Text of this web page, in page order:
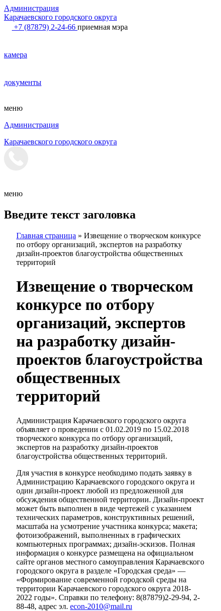
Администрация
Карачаевского городского округа
+7 (87879) 2-24-66 приемная мэра
камера
документы
меню
Администрация
Карачаевского городского округа
меню
Введите текст заголовка
Главная страница » Извещение о творческом конкурсе
по отбору организаций, экспертов на разработку
дизайн-проектов благоустройства общественных
территорий
Извещение о творческом
конкурсе по отбору
организаций, экспертов
на разработку дизайн-
проектов благоустройства
общественных
территорий
Администрация Карачаевского городского округа
объявляет о проведении с 01.02.2019 по 15.02.2018
творческого конкурса по отбору организаций,
экспертов на разработку дизайн-проектов
благоустройства общественных территорий.
Для участия в конкурсе необходимо подать заявку в
Администрацию Карачаевского городского округа и
один дизайн-проект любой из предложенной для
обсуждения общественной территории. Дизайн-проект
может быть выполнен в виде чертежей с указанием
технических параметров, конструктивных решений,
масштаба на усмотрение участника конкурса; макета;
фотоизображений, выполненных в графических
компьютерных программах; дизайн-эскизов. Полная
информация о конкурсе размещена на официальном
сайте органов местного самоуправления Карачаевского
городского округа в разделе «Городская среда» —
«Формирование современной городской среды на
территории Карачаевского городского округа 2018-
2022 годы». Справки по телефону: 8(87879)2-29-94, 2-
88-48, адрес эл. econ-2010@mail.ru